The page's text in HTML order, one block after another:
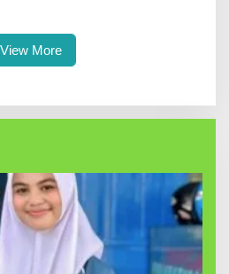
View More